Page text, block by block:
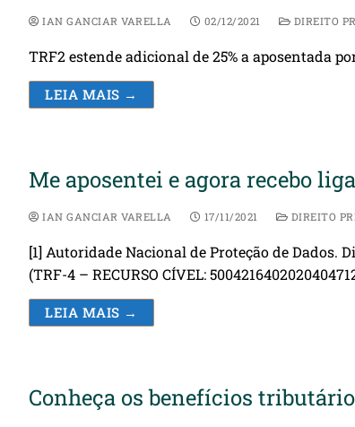
IAN GANCIAR VARELLA 02/12/2021 DIREITO
TRF2 estende adicional de 25% a aposentada
LEIA MAIS →
Me aposentei e agora recebo
IAN GANCIAR VARELLA 17/11/2021 DIREITO
[1] Autoridade Nacional de Proteção de
(TRF-4 – RECURSO CÍVEL:
LEIA MAIS →
Conheça os benefícios